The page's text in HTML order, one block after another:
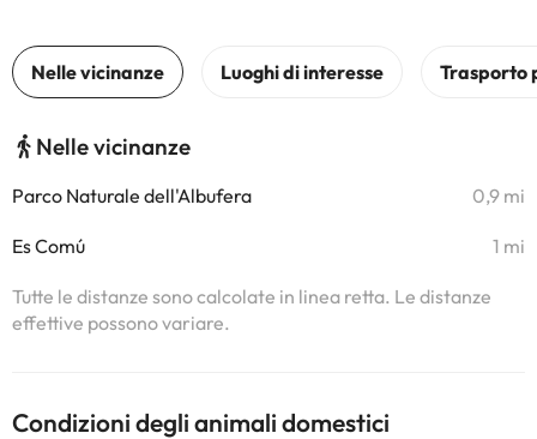
Nelle vicinanze
Parco Naturale dell'Albufera 0,9 mi
Es Comú 1 mi
Tutte le distanze sono calcolate in linea retta. Le distanze
effettive possono variare.
Condizioni degli animali domestici